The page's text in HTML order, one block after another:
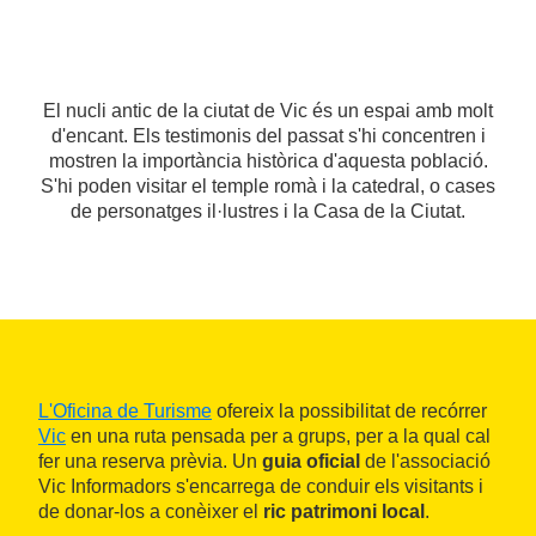
El nucli antic de la ciutat de Vic és un espai amb molt
d'encant. Els testimonis del passat s'hi concentren i
mostren la importància històrica d'aquesta població.
S'hi poden visitar el temple romà i la catedral, o cases
de personatges il·lustres i la Casa de la Ciutat.
L'Oficina de Turisme ofereix la possibilitat de recórrer
Vic en una ruta pensada per a grups, per a la qual cal
fer una reserva prèvia. Un guia oficial de l'associació
Vic Informadors s'encarrega de conduir els visitants i
de donar-los a conèixer el ric patrimoni local .